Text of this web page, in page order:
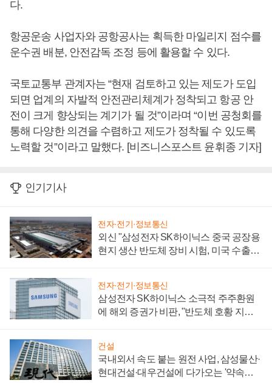
다.
항공운송 사업자와 공항공사는 획득한 마일리지 점수를
운수권 배분, 안전감독 조정 등에 활용할 수 있다.
국토교통부 관계자는 “현재 검토하고 있는 제도가 도입
되면 업계의 자발적 안전관리체계가 정착되고 항공 안
전이 크게 향상되는 계기가 될 것”이라며 “이번 공청회를
통해 다양한 의견을 수렴하고 제도가 정착될 수 있도록
노력할 것”이라고 말했다. [비즈니스포스트 윤휘종 기자]
인기기사
전자·전기·정보통신
외신 "삼성전자 SK하이닉스 중국 공장용
현지 생산 반도체 장비 시험, 미국 수출통
전자·전기·정보통신
삼성전자 SK하이닉스 소극적 주주환원
에 해외 증권가 비판, "반도체 호황 지속
건설
국내외서 속도 붙는 원전 사업, 삼성물산·
현대건설·대우건설에 다가오는 '약속의